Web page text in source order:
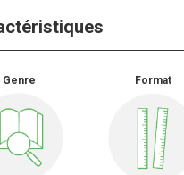
Genre Format